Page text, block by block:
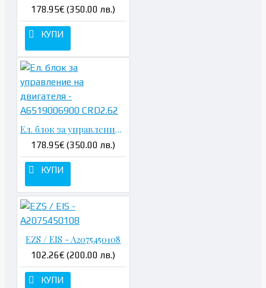
178.95€ (350.00 лв.)
КУПИ
Ел. блок за управление на двигателя - A6519006900 CRD2.62
178.95€ (350.00 лв.)
КУПИ
EZS / EIS - A2075450108
102.26€ (200.00 лв.)
КУПИ